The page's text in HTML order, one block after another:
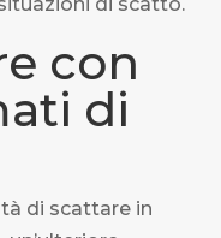
con
di
di scattare in